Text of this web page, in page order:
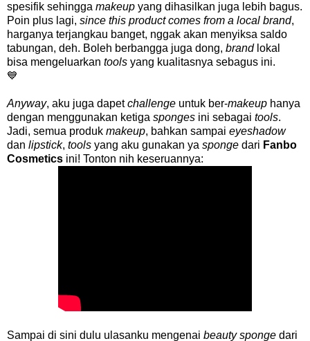
spesifik sehingga makeup yang dihasilkan juga lebih bagus.
Poin plus lagi, since this product comes from a local brand,
harganya terjangkau banget, nggak akan menyiksa saldo
tabungan, deh. Boleh berbangga juga dong, brand lokal
bisa mengeluarkan tools yang kualitasnya sebagus ini.
💙
Anyway, aku juga dapetchallenge untuk ber-makeup hanya
dengan menggunakan ketiga sponges ini sebagai tools.
Jadi, semua produk makeup, bahkan sampai eyeshadow
dan lipstick, tools yang aku gunakan ya sponge dari Fanbo
Cosmetics ini! Tonton nih keseruannya:
Sampai di sini dulu ulasanku mengenai beauty sponge dari